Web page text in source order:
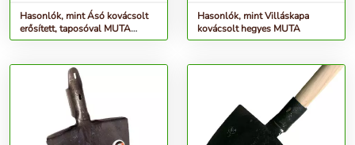
Hasonlók, mint Ásó kovácsolt
erősített, taposóval MUTA
&quot;T&quot; nyéllel
Hasonlók, mint Villáskapa
kovácsolt hegyes MUTA